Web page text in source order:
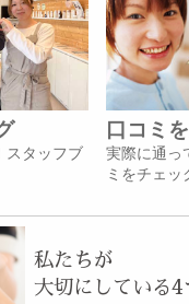
スタッフブ
口コミ
実際に通っ
ミをチェッ
私たちが
大切にしている4